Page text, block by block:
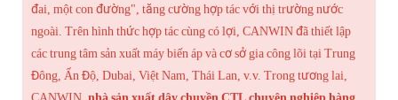
đai, một con đường", tăng cường hợp tác với thị trường nước
ngoài. Trên hình thức hợp tác cùng có lợi, CANWIN đã thiết lập
các trung tâm sản xuất máy biến áp và cơ sở gia công lõi tại Trung
Đông, Ấn Độ, Dubai, Việt Nam, Thái Lan, v.v. Trong tương lai,